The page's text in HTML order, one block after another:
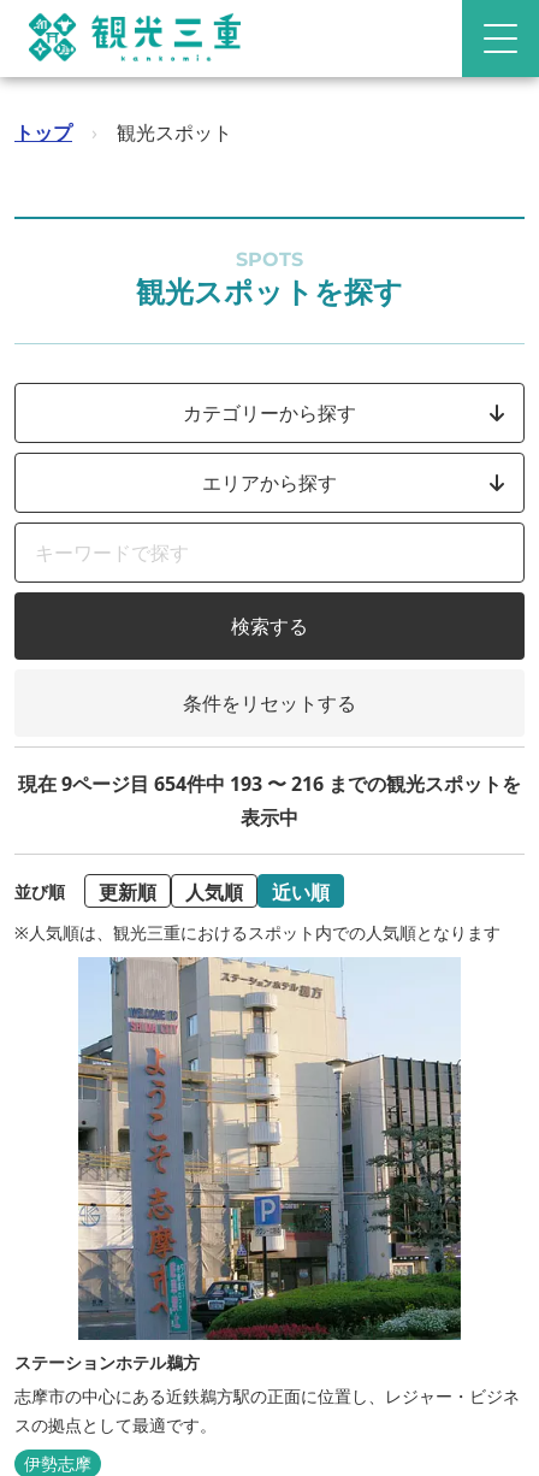
トップ › 観光スポット
SPOTS
観光スポットを探す
カテゴリーから探す
エリアから探す
検索する
条件をリセットする
現在 9ページ目 654件中 193 〜 216 までの観光スポットを
表示中
並び順 更新順 人気順 近い順
※人気順は、観光三重におけるスポット内での人気順となります
ステーションホテル鵜方
志摩市の中心にある近鉄鵜方駅の正面に位置し、レジャー・ビジネ
スの拠点として最適です。
伊勢志摩